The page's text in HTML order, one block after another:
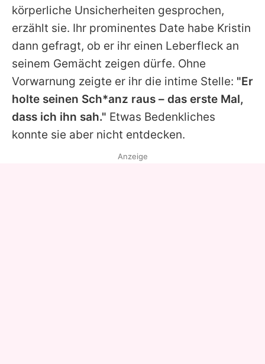
Utiq verwalten
körperliche Unsicherheiten gesprochen,
erzählt sie. Ihr prominentes Date habe Kristin
dann gefragt, ob er ihr einen Leberfleck an
seinem Gemächt zeigen dürfe. Ohne
Vorwarnung zeigte er ihr die intime Stelle: "Er
holte seinen Sch*anz raus – das erste Mal,
dass ich ihn sah." Etwas Bedenkliches
konnte sie aber nicht entdecken.
Anzeige